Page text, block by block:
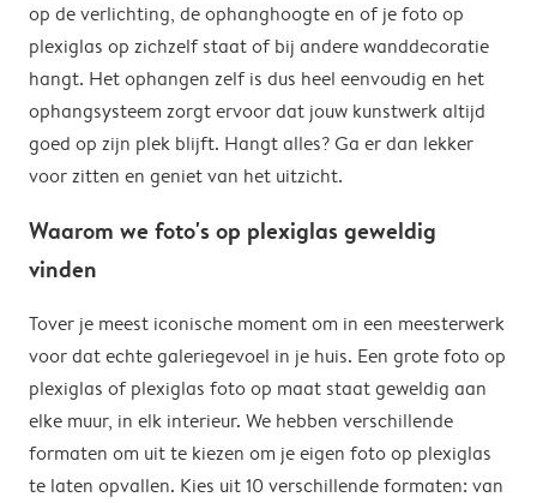
op de verlichting, de ophanghoogte en of je foto op
plexiglas op zichzelf staat of bij andere wanddecoratie
hangt. Het ophangen zelf is dus heel eenvoudig en het
ophangsysteem zorgt ervoor dat jouw kunstwerk altijd
goed op zijn plek blijft. Hangt alles? Ga er dan lekker
voor zitten en geniet van het uitzicht.
Waarom we foto's op plexiglas geweldig
vinden
Tover je meest iconische moment om in een meesterwerk
voor dat echte galeriegevoel in je huis. Een grote foto op
plexiglas of plexiglas foto op maat staat geweldig aan
elke muur, in elk interieur. We hebben verschillende
formaten om uit te kiezen om je eigen foto op plexiglas
te laten opvallen. Kies uit 10 verschillende formaten: van